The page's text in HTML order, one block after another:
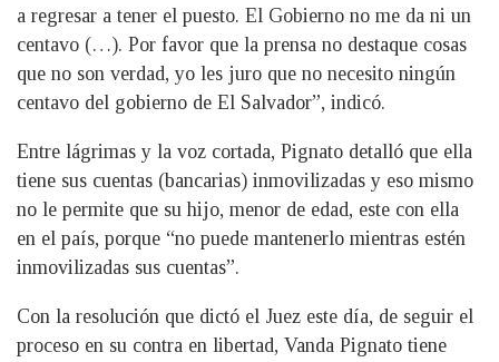
a regresar a tener el puesto. El Gobierno no me da ni un
centavo (…). Por favor que la prensa no destaque cosas
que no son verdad, yo les juro que no necesito ningún
centavo del gobierno de El Salvador”, indicó.
Entre lágrimas y la voz cortada, Pignato detalló que ella
tiene sus cuentas (bancarias) inmovilizadas y eso mismo
no le permite que su hijo, menor de edad, este con ella
en el país, porque “no puede mantenerlo mientras estén
inmovilizadas sus cuentas”.
Con la resolución que dictó el Juez este día, de seguir el
proceso en su contra en libertad, Vanda Pignato tiene